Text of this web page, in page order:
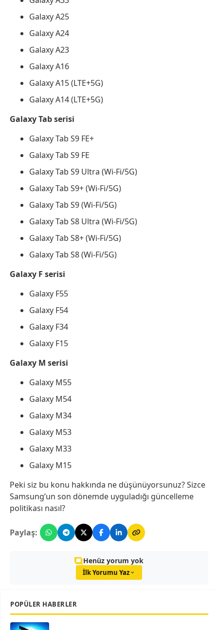
Galaxy A25
Galaxy A24
Galaxy A23
Galaxy A16
Galaxy A15 (LTE+5G)
Galaxy A14 (LTE+5G)
Galaxy Tab serisi
Galaxy Tab S9 FE+
Galaxy Tab S9 FE
Galaxy Tab S9 Ultra (Wi-Fi/5G)
Galaxy Tab S9+ (Wi-Fi/5G)
Galaxy Tab S9 (Wi-Fi/5G)
Galaxy Tab S8 Ultra (Wi-Fi/5G)
Galaxy Tab S8+ (Wi-Fi/5G)
Galaxy Tab S8 (Wi-Fi/5G)
Galaxy F serisi
Galaxy F55
Galaxy F54
Galaxy F34
Galaxy F15
Galaxy M serisi
Galaxy M55
Galaxy M54
Galaxy M34
Galaxy M53
Galaxy M33
Galaxy M15
Peki siz bu konu hakkında ne düşünüyorsunuz? Sizce
Samsung’un son dönemde uyguladığı güncelleme
politikası nasıl?
Paylaş:
Henüz yorum yok
İlk Yorumu Yaz
POPÜLER HABERLER